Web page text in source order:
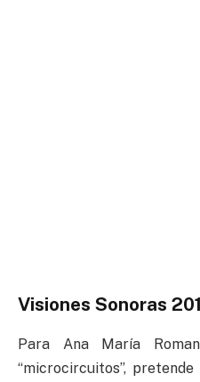
Visiones Sonoras
Para Ana María
“microcircuitos”,